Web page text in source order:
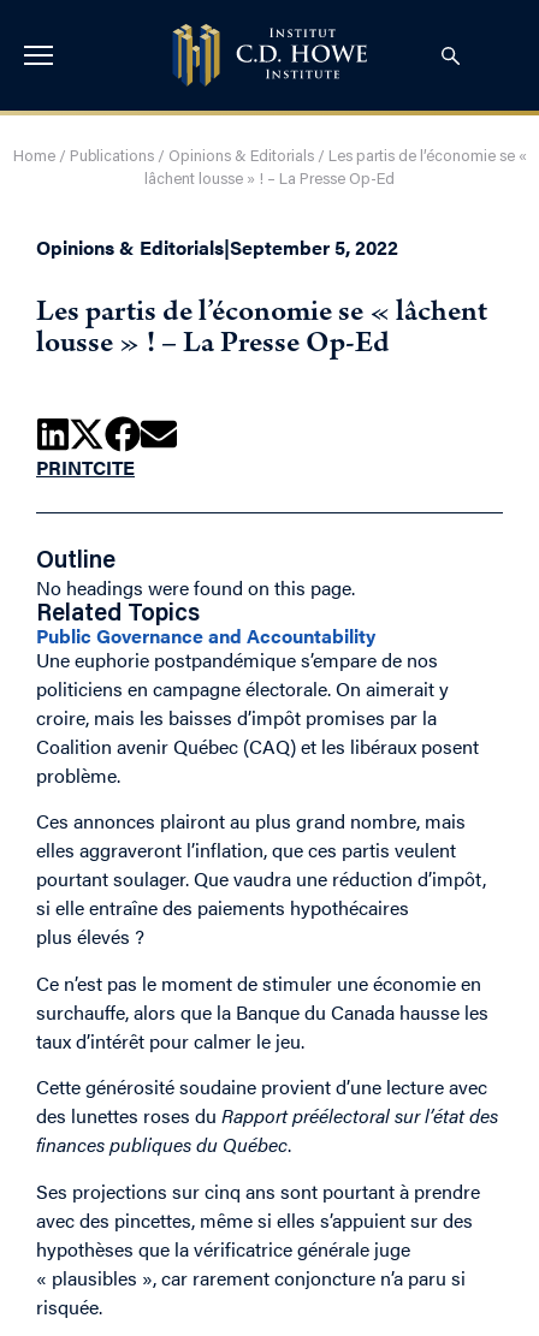
Home/ Publications/ Opinions & Editorials/ Les partis de l’économie se «
lâchent lousse » ! – La Presse Op-Ed
Opinions & Editorials|September 5, 2022
Les partis de l’économie se « lâchent
lousse » ! – La Presse Op-Ed
PRINTCITE
Outline
No headings were found on this page.
Related Topics
Public Governance and Accountability
Une euphorie postpandémique s’empare de nos
politiciens en campagne électorale. On aimerait y
croire, mais les baisses d’impôt promises par la
Coalition avenir Québec (CAQ) et les libéraux posent
problème.
Ces annonces plairont au plus grand nombre, mais
elles aggraveront l’inflation, que ces partis veulent
pourtant soulager. Que vaudra une réduction d’impôt,
si elle entraîne des paiements hypothécaires
plus élevés ?
Ce n’est pas le moment de stimuler une économie en
surchauffe, alors que la Banque du Canada hausse les
taux d’intérêt pour calmer le jeu.
Cette générosité soudaine provient d’une lecture avec
des lunettes roses du Rapport préélectoral sur l’état des
finances publiques du Québec.
Ses projections sur cinq ans sont pourtant à prendre
avec des pincettes, même si elles s’appuient sur des
hypothèses que la vérificatrice générale juge
« plausibles », car rarement conjoncture n’a paru si
risquée.